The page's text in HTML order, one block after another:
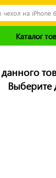
Каталог
Выберите